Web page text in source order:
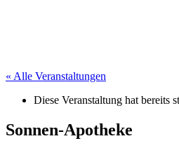
« Alle Veranstaltungen
Diese Veranstaltung hat bereits
Sonnen-Apotheke